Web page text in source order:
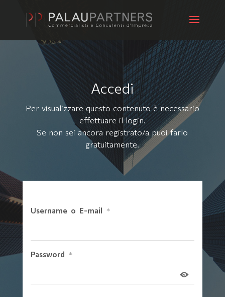
Accedi
Per visualizzare questo contenuto è necessario
effettuare il login.
Se non sei ancora registrato/a puoi farlo
gratuitamente.
Username o E-mail *
Password *